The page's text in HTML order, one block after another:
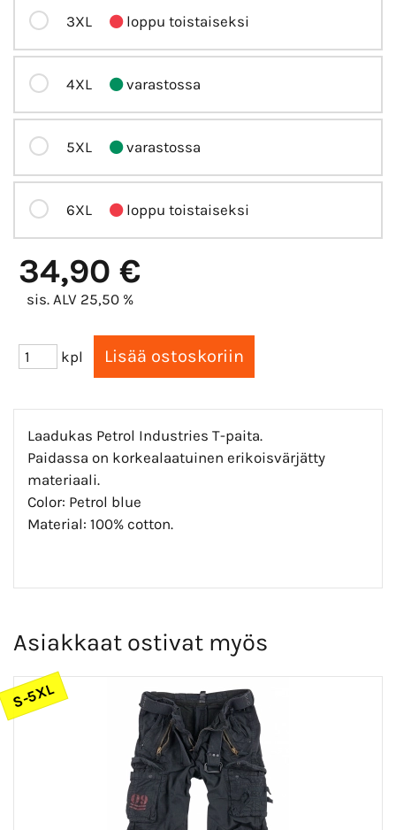
3XL loppu toistaiseksi
4XL varastossa
5XL varastossa
6XL loppu toistaiseksi
34,90 €
sis. ALV 25,50 %
kpl
Laadukas Petrol Industries T-paita.
Paidassa on korkealaatuinen erikoisvärjätty
materiaali.
Color: Petrol blue
Material: 100% cotton.
Asiakkaat ostivat myös
S-5XL